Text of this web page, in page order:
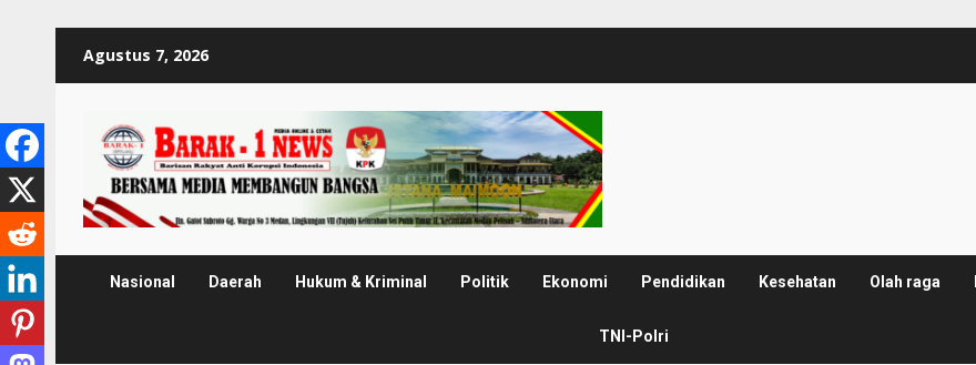
Agustus 7, 2026
Nasional Daerah Hukum & Kriminal Politik Ekonomi Pendidikan Kesehatan Olah raga
TNI-Polri